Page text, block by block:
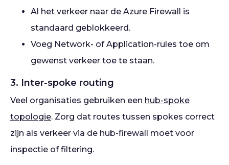
Al het verkeer naar de Azure Firewall is
standaard geblokkeerd.
Voeg Network- of Application-rules toe om
gewenst verkeer toe te staan.
3. Inter-spoke routing
Veel organisaties gebruiken een hub-spoke
topologie. Zorg dat routes tussen spokes correct
zijn als verkeer via de hub-firewall moet voor
inspectie of filtering.